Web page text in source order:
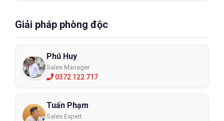
Giải pháp phòng độc
Phú Huy
Sales Manager
0372 122 717
Tuấn Phạm
Sales Expert